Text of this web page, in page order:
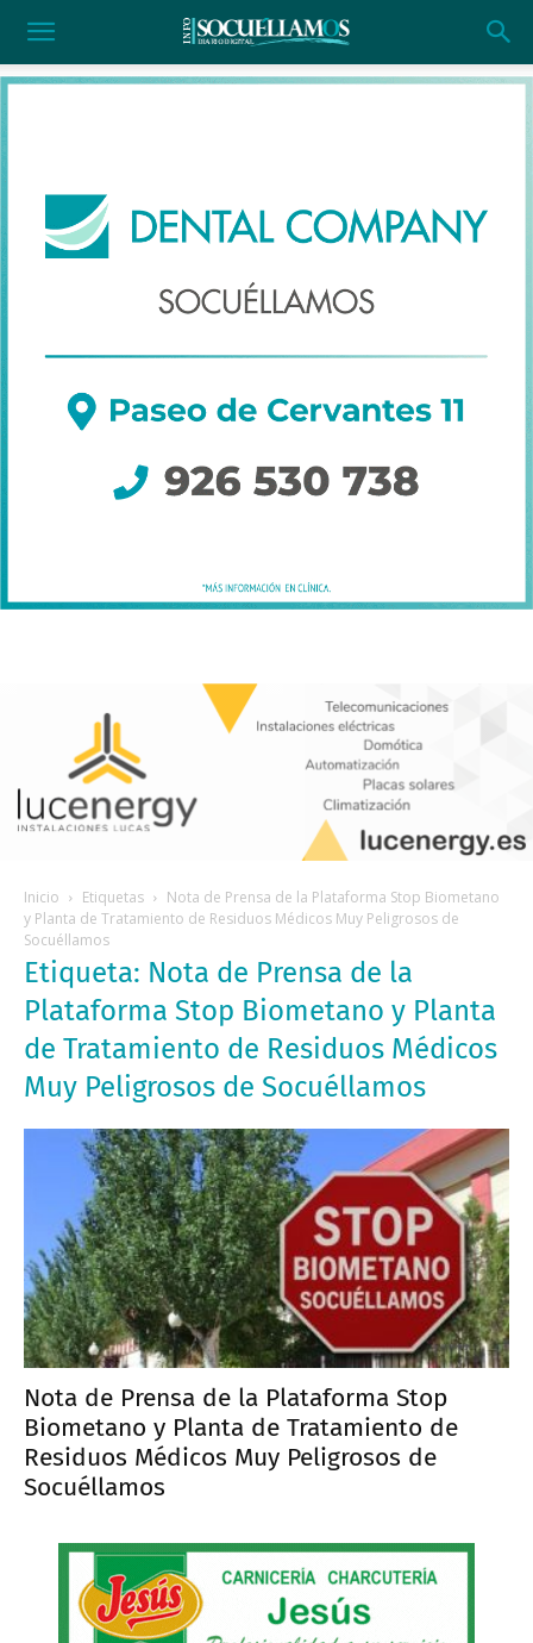
Inicio Etiquetas
Nota de Prensa de la Plataforma Stop Biometano
y Planta de Tratamiento de Residuos Médicos Muy Peligrosos de
Socuéllamos
Etiqueta: Nota de Prensa de la
Plataforma Stop Biometano y Planta
de Tratamiento de Residuos Médicos
Muy Peligrosos de Socuéllamos
Nota de Prensa de la Plataforma Stop
Biometano y Planta de Tratamiento de
Residuos Médicos Muy Peligrosos de
Socuéllamos